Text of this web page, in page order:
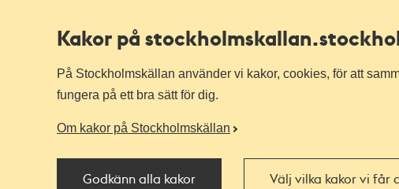
Kakor på stockholmskallan
På Stockholmskällan använder vi kakor, cookies, för att
fungera på ett bra sätt för dig.
Om kakor på Stockholmskällan
Godkänn alla kakor Välj vilka kakor vi får